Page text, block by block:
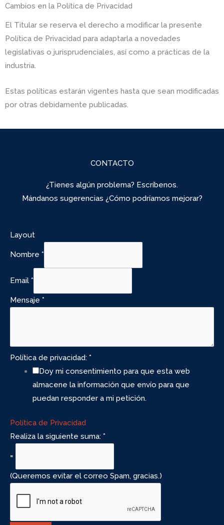
Cambios en la Política de Privacidad
El Titular se reserva el derecho a modificar la presente
Política de Privacidad para adaptarla a novedades
legislativas o jurisprudenciales, así como a prácticas de la
industria.
Estas políticas estarán vigentes hasta que sean modificadas
por otras debidamente publicadas.
CONTACTO
¿Tienes algún problema? Escríbenos.
Mándanos sugerencias ¿Cómo podríamos mejorar?
Layout
Nombre *
Email *
Mensaje *
Política de privacidad: *
Doy mi consentimiento para que esta web
almacene la información que envío para que
puedan responder a mi petición.
Política de Privacidad
Realiza la siguiente suma: *
=
(Queremos evitar el correo Spam, gracias.)